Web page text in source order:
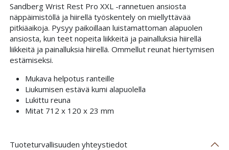
Sandberg Wrist Rest Pro XXL -rannetuen ansiosta
näppäimistöllä ja hiirellä työskentely on miellyttävää
pitkiäaikoja. Pysyy paikoillaan luistamattoman alapuolen
ansiosta, kun teet nopeita liikkeitä ja painalluksia hiirellä
liikkeitä ja painalluksia hiirellä. Ommellut reunat hiertymisen
estämiseksi.
Mukava helpotus ranteille
Liukumisen estävä kumi alapuolella
Lukittu reuna
Mitat 712 x 120 x 23 mm
Tuoteturvallisuuden yhteystiedot